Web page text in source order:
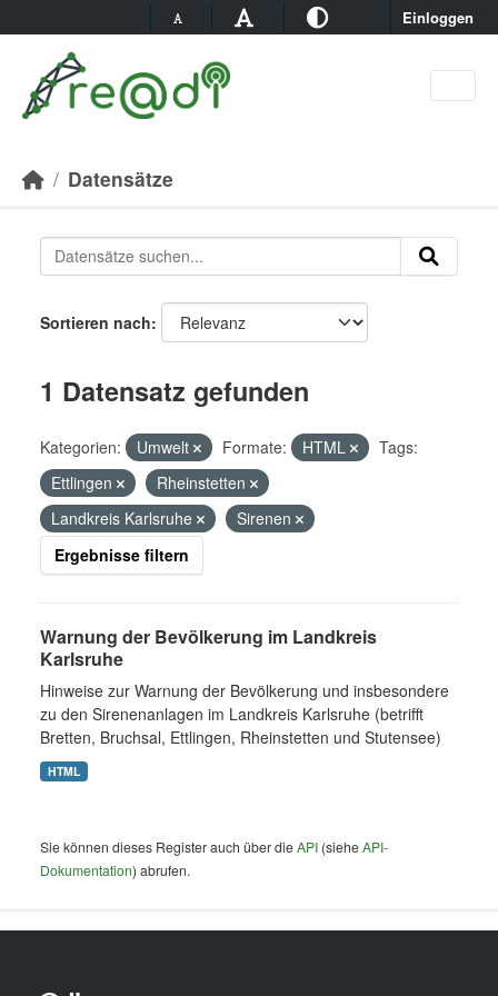
Einloggen
Datensätze
Sortieren nach
1 Datensatz gefunden
Kategorien: Umwelt Formate: HTML
Tags:
Ettlingen
Rheinstetten
Landkreis Karlsruhe
Sirenen
Ergebnisse filtern
Warnung der Bevölkerung im Landkreis
Karlsruhe
Hinweise zur Warnung der Bevölkerung und insbesondere
zu den Sirenenanlagen im Landkreis Karlsruhe (betrifft
Bretten, Bruchsal, Ettlingen, Rheinstetten und Stutensee)
HTML
Sie können dieses Register auch über dieAPI (sieheAPI-
Dokumentation) abrufen.